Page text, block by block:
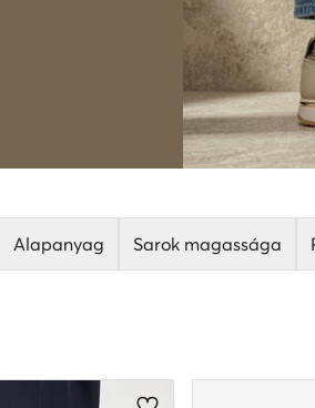
Alapanyag Sarok magassága